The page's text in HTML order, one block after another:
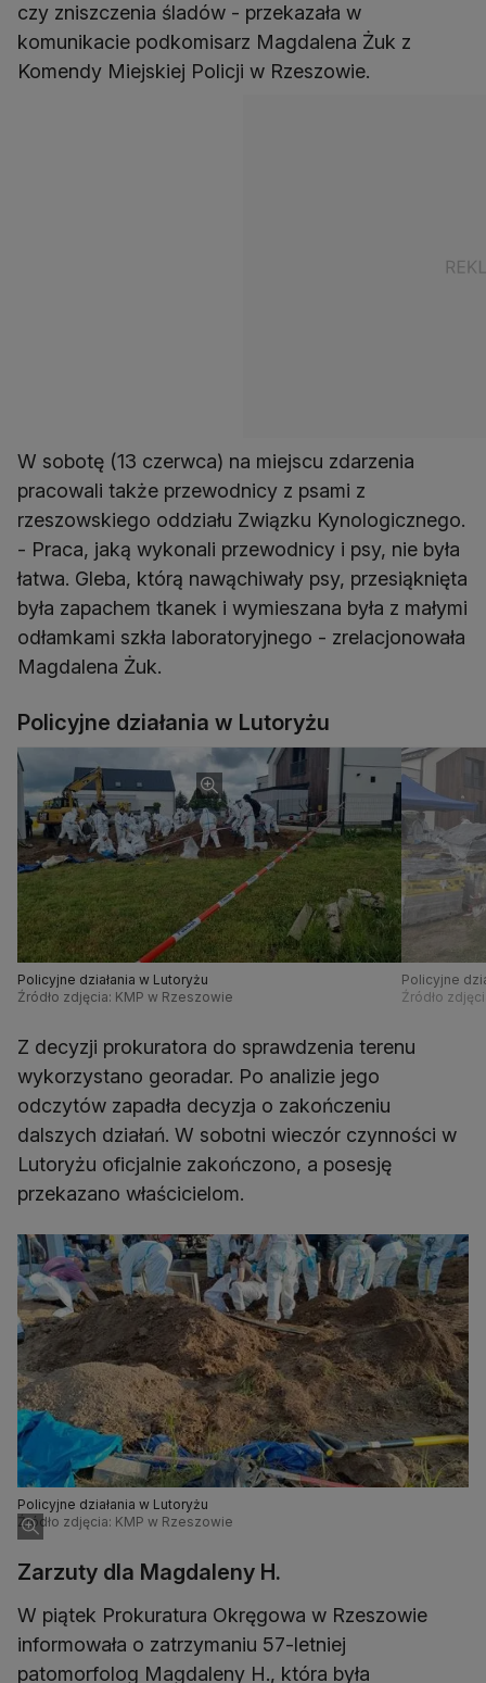
czy zniszczenia śladów - przekazała w
komunikacie podkomisarz Magdalena Żuk z
Komendy Miejskiej Policji w Rzeszowie.
W sobotę (13 czerwca) na miejscu zdarzenia
pracowali także przewodnicy z psami z
rzeszowskiego oddziału Związku Kynologicznego.
- Praca, jaką wykonali przewodnicy i psy, nie była
łatwa. Gleba, którą nawąchiwały psy, przesiąknięta
była zapachem tkanek i wymieszana była z małymi
odłamkami szkła laboratoryjnego - zrelacjonowała
Magdalena Żuk.
Policyjne działania w Lutoryżu
Policyjne działania w Lutoryżu
Źródło zdjęcia: KMP w Rzeszowie
Policyjne
Źródło
Z decyzji prokuratora do sprawdzenia terenu
wykorzystano georadar. Po analizie jego
odczytów zapadła decyzja o zakończeniu
dalszych działań. W sobotni wieczór czynności w
Lutoryżu oficjalnie zakończono, a posesję
przekazano właścicielom.
Policyjne działania w Lutoryżu
Źródło zdjęcia: KMP w Rzeszowie
Zarzuty dla Magdaleny H.
W piątek Prokuratura Okręgowa w Rzeszowie
informowała o zatrzymaniu 57-letniej
patomorfolog Magdaleny H., która była